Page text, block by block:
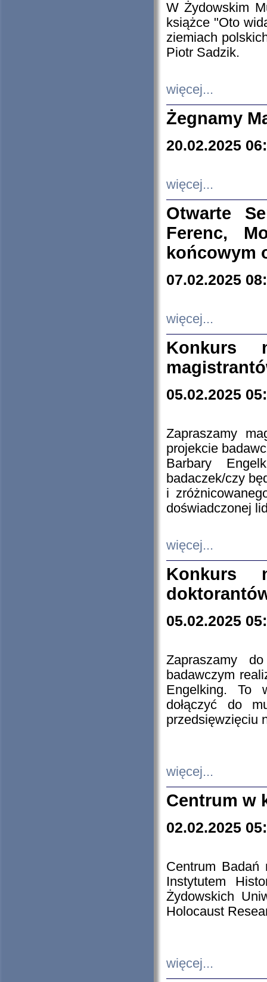
W Żydowskim
książce "Oto
ziemiach
Piotr Sadzik.
więcej...
Żegnamy
20.02.2025
więcej...
Otwarte
Ferenc,
końcowym
07.02.2025
więcej...
Konkurs
05.02.2025
Zapraszamy
projekcie
Barbary
badaczek/czy
i
doświadczonej
więcej...
Konkurs
05.02.2025
Zapraszamy
badawczym
Engelking. To
dołączyć do
przedsięwzięciu
więcej...
Centrum w
02.02.2025
Centrum Badań
Instytutem
Żydowskich
Holocaust
więcej...